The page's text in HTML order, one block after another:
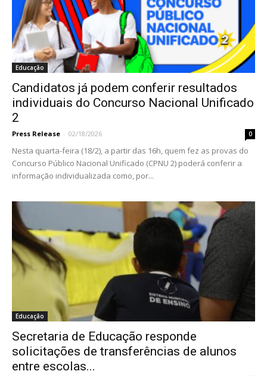
Educação
Candidatos já podem conferir resultados
individuais do Concurso Nacional Unificado
2
Press Release - 02/18/2026 0
Nesta quarta-feira (18/2), a partir das 16h, quem fez as provas do
Concurso Público Nacional Unificado (CPNU 2) poderá conferir a
informação individualizada como, por...
Educação
Secretaria de Educação responde
solicitações de transferências de alunos
entre escolas...